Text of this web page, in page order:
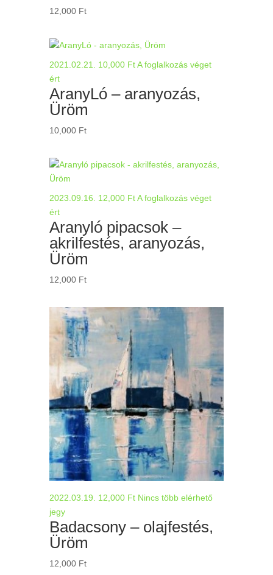
12,000 Ft
2021.02.21. 10,000 Ft A foglalkozás véget
ért
AranyLó – aranyozás,
Üröm
10,000 Ft
2023.09.16. 12,000 Ft A foglalkozás véget
ért
Aranyló pipacsok –
akrilfestés, aranyozás,
Üröm
12,000 Ft
2022.03.19. 12,000 Ft Nincs több elérhető
jegy
Badacsony – olajfestés,
Üröm
12,000 Ft